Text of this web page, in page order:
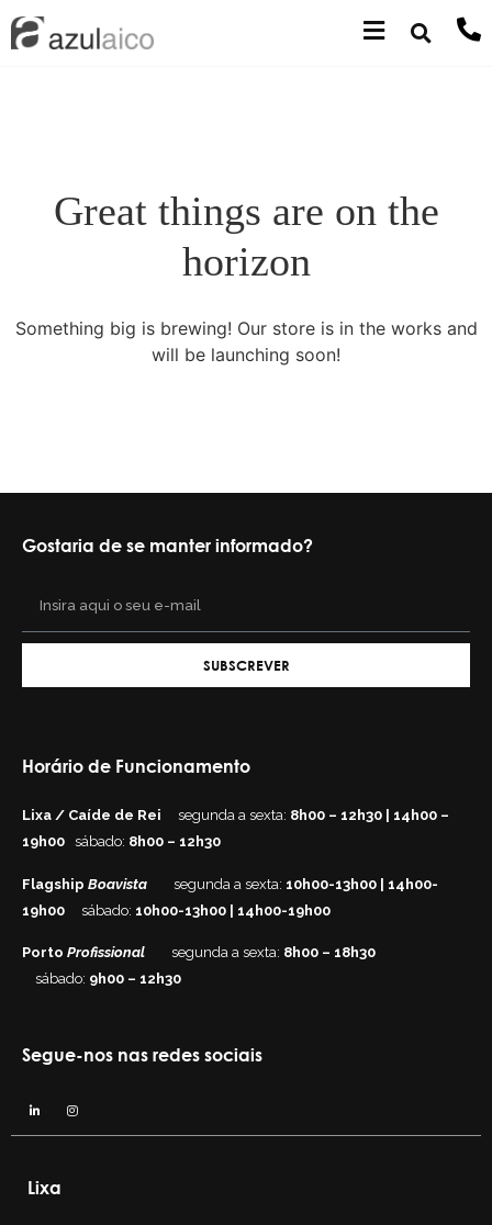
Great things are on the
horizon
Something big is brewing! Our store is in the works and
will be launching soon!
Gostaria de se manter informado?
SUBSCREVER
Horário de Funcionamento
Lixa / Caíde de Rei segunda a sexta: 8h00 – 12h30 | 14h00 –
19h00 sábado: 8h00 – 12h30
Flagship Boavista segunda a sexta: 10h00-13h00 | 14h00-
19h00
sábado: 10h00-13h00 | 14h00-19h00
Porto Profissional segunda a sexta: 8h00 – 18h30
sábado: 9h00 – 12h30
Segue-nos nas redes sociais
Lixa